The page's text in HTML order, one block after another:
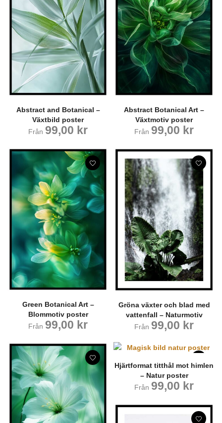
Abstract and Botanical –
Växtbild poster
Från 99,00 kr
Abstract Botanical Art –
Växtmotiv poster
Från 99,00 kr
Green Botanical Art –
Blommotiv poster
Från 99,00 kr
Gröna växter och blad med
vattenfall – Naturmotiv
Från 99,00 kr
Hjärtformat titthål mot himlen
– Natur poster
Från 99,00 kr